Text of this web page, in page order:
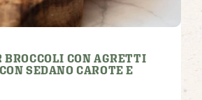
CON AGRETTI
SEDANO CAROTE E